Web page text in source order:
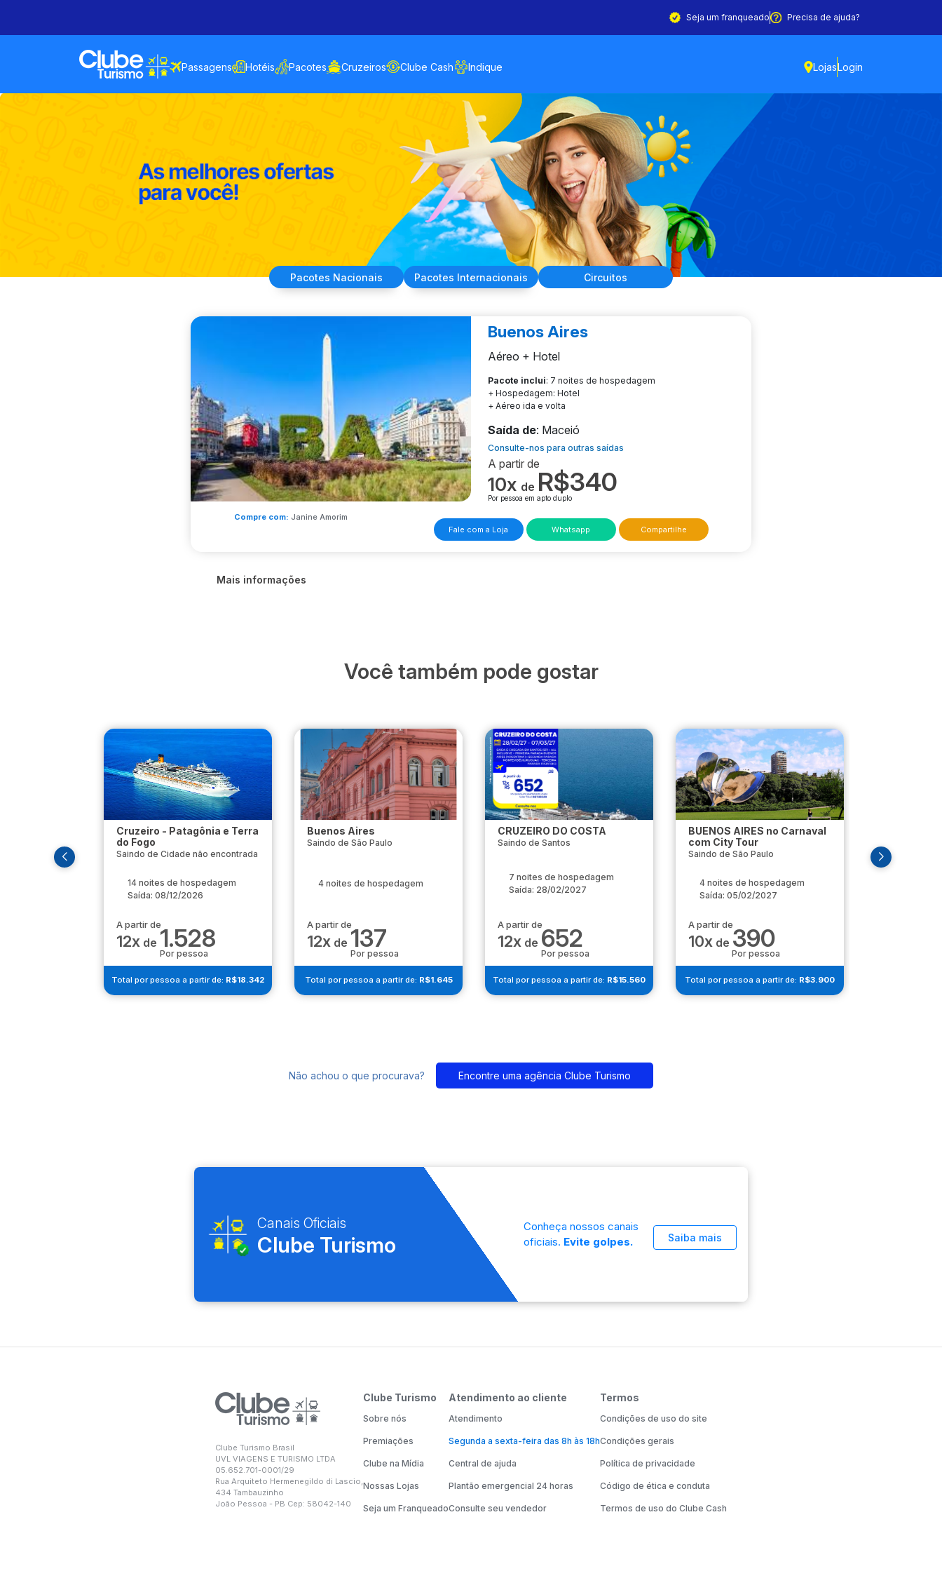
Seja um franqueado Precisa de ajuda?
Passagens Hotéis Pacotes Cruzeiros Clube Cash Indique LojasLogin
Pacotes Nacionais Pacotes Internacionais Circuitos
Buenos Aires
Aéreo + Hotel
Pacote inclui: 7 noites de hospedagem
+ Hospedagem: Hotel
+ Aéreo ida e volta
Saída de: Maceió
Consulte-nos para outras saídas
A partir de
10x de R$340
Por pessoa em apto duplo
Compre com: Janine Amorim
Fale com a Loja
Whatsapp Compartilhe
Mais informações
Você também pode gostar
Cruzeiro - Patagônia e Terra
do Fogo
Saindo de Cidade não encontrada
14 noites de hospedagem
Saída: 08/12/2026
A partir de
12x de 1.528
Por pessoa
Total por pessoa a partir de: R$18.342
Buenos Aires
Saindo de São Paulo
4 noites de hospedagem
A partir de
12x de 137
Por pessoa
Total por pessoa a partir de: R$1.645
CRUZEIRO DO COSTA
Saindo de Santos
7 noites de hospedagem
Saída: 28/02/2027
A partir de
12x de 652
Por pessoa
Total por pessoa a partir de: R$15.560
BUENOS AIRES no Carnaval
com City Tour
Saindo de São Paulo
4 noites de hospedagem
Saída: 05/02/2027
A partir de
10x de 390
Por pessoa
Total por pessoa a partir de: R$3.900
Saindo de São
Não achou o que procurava? Encontre uma agência Clube Turismo
Canais Oficiais
Clube Turismo
Conheça nossos canais
oficiais. Evite golpes. Saiba mais
Clube Turismo Brasil
UVL VIAGENS E TURISMO LTDA
05.652.701-0001/29
Rua Arquiteto Hermenegildo di Lascio,
434 Tambauzinho
João Pessoa - PB Cep: 58042-140
Clube Turismo
Sobre nós
Premiações
Clube na Mídia
Nossas Lojas
Seja um Franqueado
Atendimento ao cliente
Atendimento
Segunda a sexta-feira das 8h às 18h
Central de ajuda
Plantão emergencial 24 horas
Consulte seu vendedor
Termos
Condições de uso do site
Condições gerais
Política de privacidade
Código de ética e conduta
Termos de uso do Clube Cash